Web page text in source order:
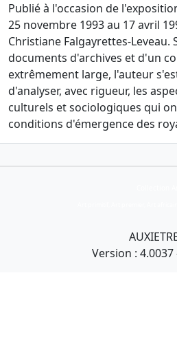
Publié à l'occasion de
25 novembre 1993 au 17 avril
Christiane Falgayrettes-Leveau.
documents d'archives et d'un
extrêmement large, l'auteur
d'analyser, avec rigueur, les
culturels et sociologiques qui
conditions d'émergence des
Version :